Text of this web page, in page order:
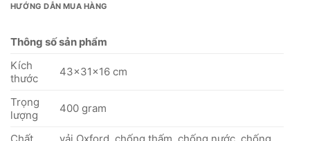
HƯỚNG DẪN MUA HÀNG
Thông số sản phẩm
Kích
thước
43x31x16 cm
Trọng
lượng
400 gram